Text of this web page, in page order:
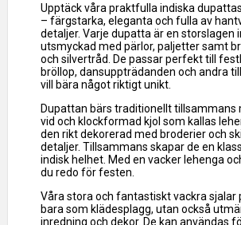
Upptäck våra praktfulla indiska
– färgstarka, eleganta och fulla av
detaljer. Varje dupatta är en storslagen
utsmyckad med pärlor, paljetter samt
och silvertråd. De passar perfekt till
bröllop, dansuppträdanden och andra
vill bära något riktigt unikt.
Dupattan bärs traditionellt tillsammans
vid och klockformad kjol som kallas
den rikt dekorerad med broderier och
detaljer. Tillsammans skapar de en
indisk helhet. Med en vacker lehenga
du redo för festen.
Våra stora och fantastiskt vackra sjalar
bara som klädesplagg, utan också
inredning och dekor. De kan användas